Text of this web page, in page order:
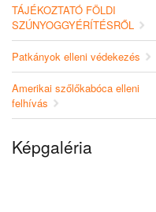
TÁJÉKOZTATÓ FÖLDI
SZÚNYOGGYÉRÍTÉSRŐL
Patkányok elleni védekezés
Amerikai szőlőkabóca elleni
felhívás
Képgaléria